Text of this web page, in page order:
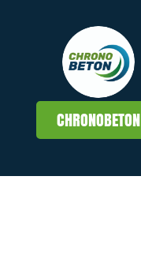
CHRONOBETON